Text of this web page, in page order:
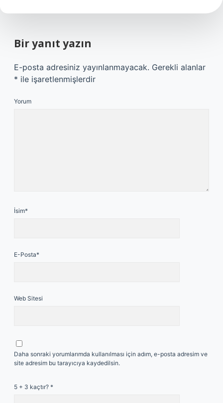
Bir yanıt yazın
E-posta adresiniz yayınlanmayacak. Gerekli alanlar
* ile işaretlenmişlerdir
Yorum
İsim*
E-Posta*
Web Sitesi
Daha sonraki yorumlarımda kullanılması için adım, e-posta adresim ve
site adresim bu tarayıcıya kaydedilsin.
5 + 3 kaçtır? *